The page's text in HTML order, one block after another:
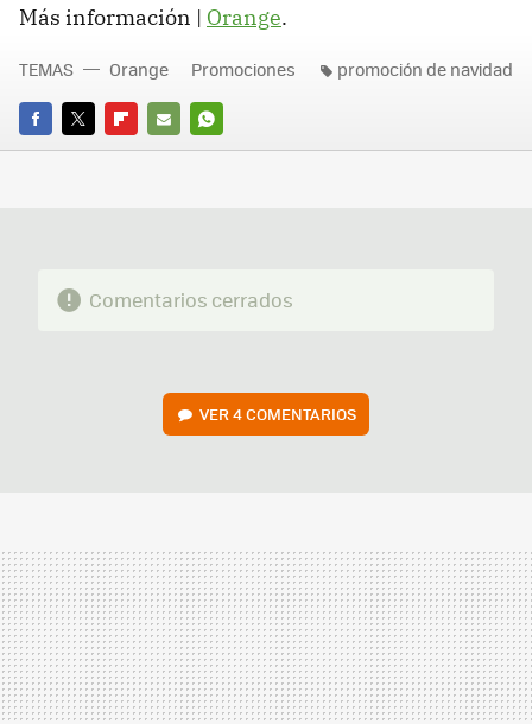
Más información | Orange.
FACEBOOK
TWITTERFLIPBOARD
E-
WHATSAPP
TEMAS Orange Promociones promoción de navidad
Comentarios cerrados
VER4 COMENTARIOS